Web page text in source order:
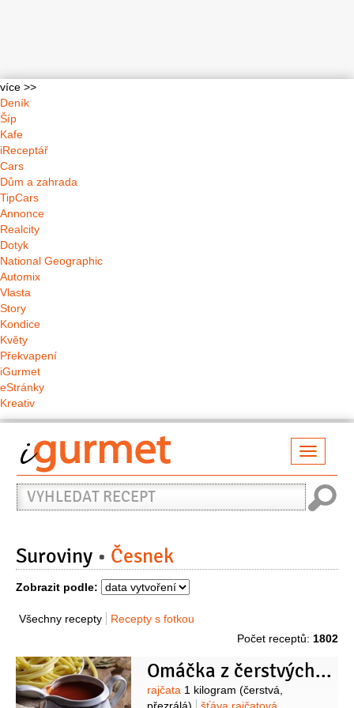
více >>
Deník
Šíp
Kafe
iReceptář
Cars
Dům a zahrada
TipCars
Annonce
Realcity
Dotyk
National Geographic
Automix
Vlasta
Story
Kondice
Květy
Překvapení
iGurmet
eStránky
Kreativ
Vyhledat
recept
Suroviny Česnek
Zobrazit podle:
Všechny recepty
Recepty s fotkou
Počet receptů: 1802
Omáčka z čerstvých rajčat
Suroviny
rajčata 1 kilogram (čerstvá,